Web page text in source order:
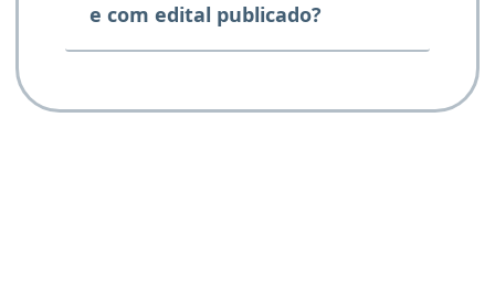
e com edital publicado?